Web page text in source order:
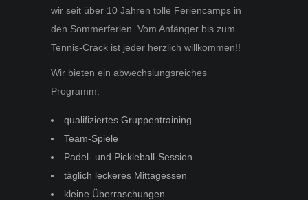
wir seit über 10 Jahren tolle Feriencamps in
den Sommerferien. Vom Anfänger bis zum
Tennis-Crack ist jeder herzlich willkommen!!
Wir bieten ein abwechslungsreiches
Programm:
qualifiziertes Gruppentraining
Team-Spiele
Padel- und Pickleball-Session
täglich leckeres Mittagessen
kleine Überraschungen